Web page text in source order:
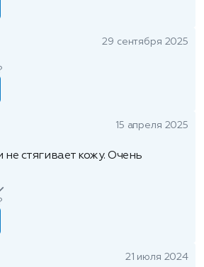
29 сентября 2025
15 апреля 2025
не стягивает кожу. Очень
21 июля 2024